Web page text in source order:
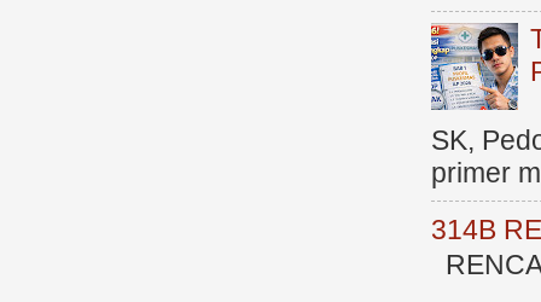
SK,
primer
314B